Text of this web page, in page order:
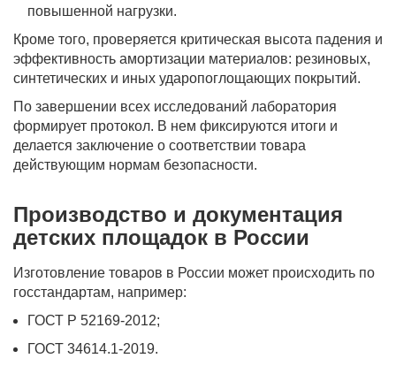
повышенной нагрузки.
Кроме того, проверяется критическая высота падения и
эффективность амортизации материалов: резиновых,
синтетических и иных ударопоглощающих покрытий.
По завершении всех исследований лаборатория
формирует протокол. В нем фиксируются итоги и
делается заключение о соответствии товара
действующим нормам безопасности.
Производство и документация
детских площадок в России
Изготовление товаров в России может происходить по
госстандартам, например:
ГОСТ Р 52169-2012;
ГОСТ 34614.1-2019.